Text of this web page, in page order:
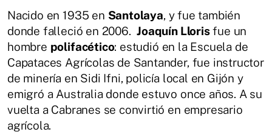
Nacido en 1935 en Santolaya, y fue también
donde falleció en 2006.Joaquín Llorisfue un
hombre polifacético: estudió en la Escuela de
Capataces Agrícolas de Santander, fue instructor
de minería en Sidi Ifni, policía local en Gijón y
emigró a Australia donde estuvo once años. A su
vuelta a Cabranes se convirtió en empresario
agrícola.